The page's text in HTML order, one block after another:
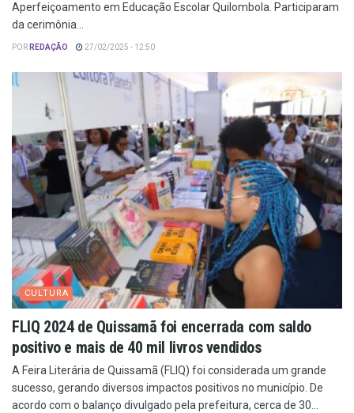
Aperfeiçoamento em Educação Escolar Quilombola. Participaram
da cerimônia...
POR REDAÇÃO 27/02/2025 - 12:50
CULTURA
FLIQ 2024 de Quissamã foi encerrada com saldo
positivo e mais de 40 mil livros vendidos
A Feira Literária de Quissamã (FLIQ) foi considerada um grande
sucesso, gerando diversos impactos positivos no município. De
acordo com o balanço divulgado pela prefeitura, cerca de 30...